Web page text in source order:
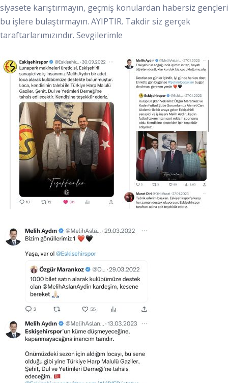
siyasete karıştırmayın, geçmiş konulardan habersiz gençleri
bu işlere bulaştırmayın. AYIPTIR. Takdir siz gerçek
taraftarlarımızındır. Sevgilerimle